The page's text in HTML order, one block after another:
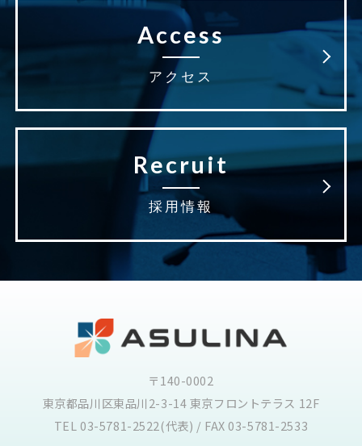
Access
アクセス
Recruit
採用情報
〒140-0002
東京都品川区東品川2-3-14 東京フロントテラス 12F
TEL 03-5781-2522(代表) / FAX 03-5781-2533